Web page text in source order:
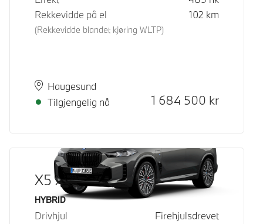
Rekkevidde på el
(Rekkevidde blandet kjøring WLTP)
102 km
PlassHaugesund
Leveringstid
Tilgjengelig nå
Kontantpris
1 684 500 kr
X5 xDrive50e
Drivstoff
HYBRID
Drivhjul
Firehjulsdrevet